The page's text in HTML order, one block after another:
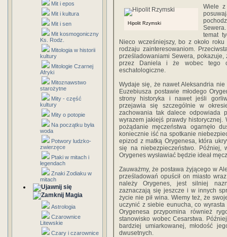
Mit i epos
Mit i kultura
Mit i sen
Mit kosmogoniczny
Ks. Rodz.
Mitologia w historii
kultury
Mitologie Czarnej
Afryki
Mitoznawstwo
starożytne
Mity - część
kultury
Mity o potopie
Na początku była
woda
Potwory ludzko-
zwierzęce
Ptaki w mitach i
legendach
Znaki Zodiaku w
mitach
Magia
Astrologia
Czarownice
Litewskie
Czary i czarownice
Hipolit Rzymski
Wiele
temat
Nieco wcześniejszy, bo z około
rodzaju zainteresowaniom.
prześladowaniami Sewera,
przez Daniela i że wobec tego
eschatologiczne.
Wydaje się, że nawet Aleksandria
Euzebiusza postawie młodego
strony historyka i nawet jeśli
przejawia się szczególnie w
zachowania tak dalece odpowiada
wyrazem jakiejś prawdy historycznej.
pożądanie męczeństwa ogarnęło
koniecznie iść na spotkanie
epizod z matką Orygenesa, która
się na niebezpieczeństwo. Później,
Orygenes wysławiać będzie ideał
Zauważmy, że postawa żyjącego w
prześladowań opuścił on miasto
należy Orygenes, jest silniej
zaznaczają się jeszcze i w innych
życie nie pił wina. Wiemy też, że
uczynić z siebie eunucha, co
Orygenesa przypomina również
stanowisko wobec Cesarstwa.
bardziej umiarkowanej, młodość
dwusetnych.